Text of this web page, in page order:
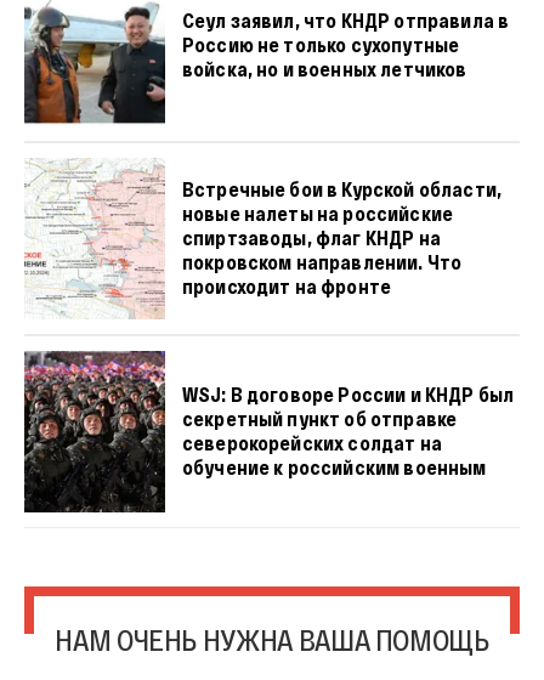
Сеул заявил, что КНДР отправила в
Россию не только сухопутные
войска, но и военных летчиков
Встречные бои в Курской области,
новые налеты на российские
спиртзаводы, флаг КНДР на
покровском направлении. Что
происходит на фронте
WSJ: В договоре России и КНДР был
секретный пункт об отправке
северокорейских солдат на
обучение к российским военным
НАМ ОЧЕНЬ НУЖНА ВАША ПОМОЩЬ